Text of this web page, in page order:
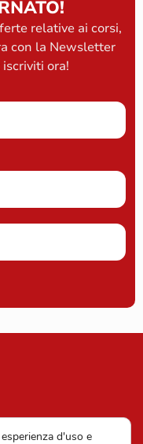
relative ai corsi,
con la Newsletter
ora!
d'uso e